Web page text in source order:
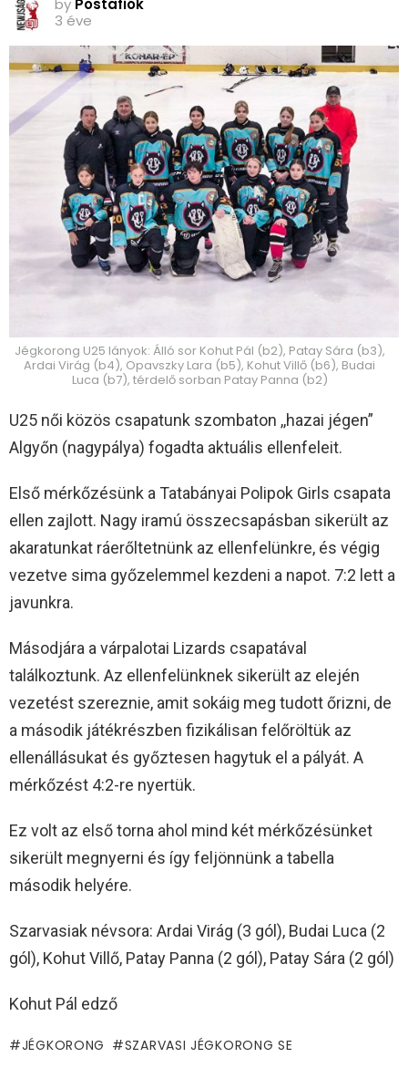
3 éve
Jégkorong U25 lányok: Álló sor Kohut Pál (b2), Patay Sára (b3),
Ardai Virág (b4), Opavszky Lara (b5), Kohut Villő (b6), Budai
Luca (b7), térdelő sorban Patay Panna (b2)
U25 női közös csapatunk szombaton ,,hazai jégen”
Algyőn (nagypálya) fogadta aktuális ellenfeleit.
Első mérkőzésünk a Tatabányai Polipok Girls csapata
ellen zajlott. Nagy iramú összecsapásban sikerült az
akaratunkat ráerőltetnünk az ellenfelünkre, és végig
vezetve sima győzelemmel kezdeni a napot. 7:2 lett a
javunkra.
Másodjára a várpalotai Lizards csapatával
találkoztunk. Az ellenfelünknek sikerült az elején
vezetést szereznie, amit sokáig meg tudott őrizni, de
a második játékrészben fizikálisan felőröltük az
ellenállásukat és győztesen hagytuk el a pályát. A
mérkőzést 4:2-re nyertük.
Ez volt az első torna ahol mind két mérkőzésünket
sikerült megnyerni és így feljönnünk a tabella
második helyére.
Szarvasiak névsora: Ardai Virág (3 gól), Budai Luca (2
gól), Kohut Villő, Patay Panna (2 gól), Patay Sára (2 gól)
Kohut Pál edző
JÉGKORONG SZARVASI JÉGKORONG SE